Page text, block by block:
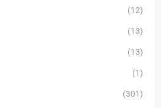
(12)
(13)
(13)
(1)
(301)